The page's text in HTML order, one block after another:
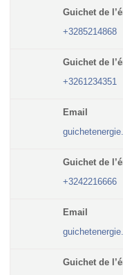
Guichet de
+3285214868
Guichet de
+3261234351
Email
Guichet de
+3242216666
Email
Guichet de